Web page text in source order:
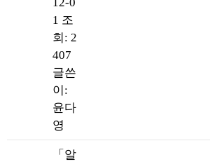
1 조
회: 2
407
글쓴
이:
윤다
영
「알